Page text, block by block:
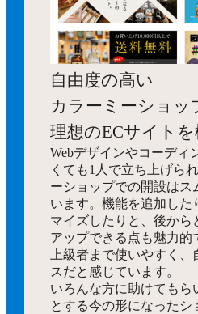
自由度の高い
カラーミーショッ
理想のECサイトを
Webデザインやコーディ
くても1人で立ち上げら
ーショップでの開設はス
います。機能を追加した
マイズしたりと、後から
アップできる点も魅力的
上級者まで使いやすく
スだと感じています。
いろんな方に助けてもら
とする今の形になったシ